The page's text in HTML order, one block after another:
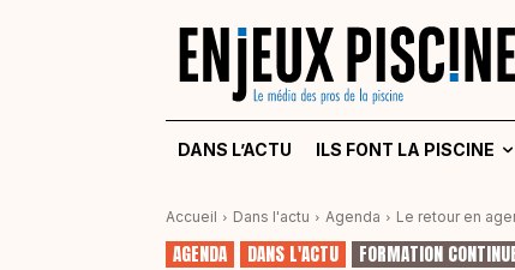
DANS L’ACTU ILS FONT LA PISCINE
Accueil Dans l'actu Agenda Le retour en
AGENDA DANS L'ACTU FORMATION